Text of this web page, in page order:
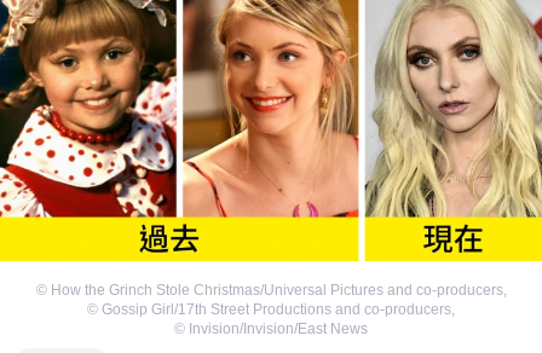
© How the Grinch Stole Christmas/Universal Pictures and co-producers,
© Gossip Girl/17th Street Productions and co-producers,
© Invision/Invision/East News